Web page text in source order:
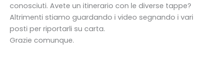
conosciuti. Avete un itinerario con le diverse tappe?
Altrimenti stiamo guardando i video segnando i vari
posti per riportarli su carta.
Grazie comunque.